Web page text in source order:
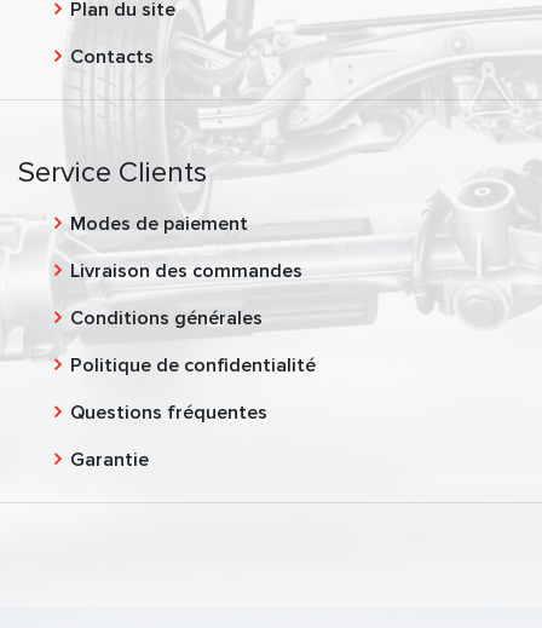
Plan du site
Contacts
Service Clients
Modes de paiement
Livraison des commandes
Conditions générales
Politique de confidentialité
Questions fréquentes
Garantie